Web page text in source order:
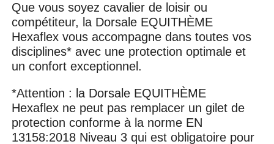
Que vous soyez cavalier de loisir ou
compétiteur, la Dorsale EQUITHÈME
Hexaflex vous accompagne dans toutes vos
disciplines* avec une protection optimale et
un confort exceptionnel.
*Attention : la Dorsale EQUITHÈME
Hexaflex ne peut pas remplacer un gilet de
protection conforme à la norme EN
13158:2018 Niveau 3 qui est obligatoire pour